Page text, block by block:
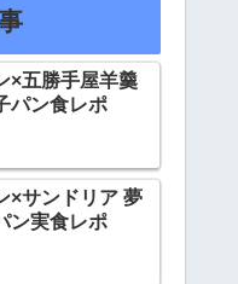
×五勝手屋羊羹
パン食レポ
×サンドリア 夢
ン実食レポ